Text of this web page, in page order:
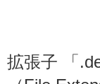
拡張子 「